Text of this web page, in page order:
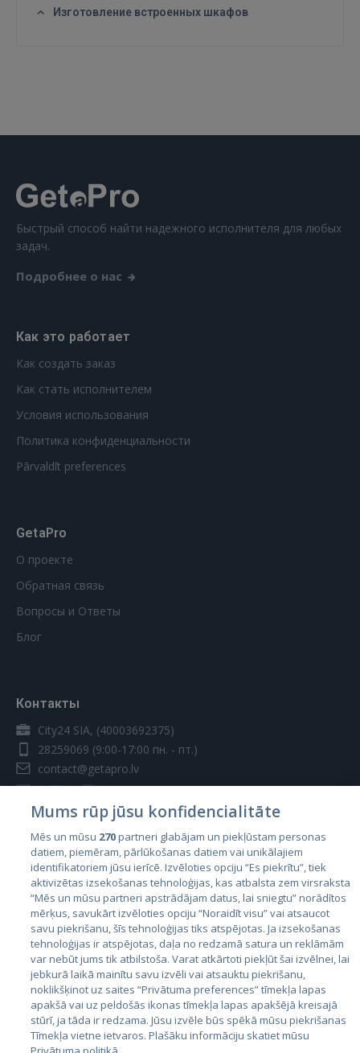
Изготовление встроенных шкафов
Быстрый способ найти надежного исполнителя для любых
задач.
Подробнее о нас
Как это работает
Как создать заказ
Как стать исполнителем
Условия использования
Политика конфиденциальности
Pārvaldīt preferences
GetaPro
О проекте
Обратная связь
Вопросы и Ответы
Блог
Контакты
City24 SIA, (40003692375)
28259069 (9:00-17:00 пн. - пт.)
contact@getapro.lv
Страны
Эстония
Латвия
Литва
Mums rūp jūsu konfidencialitāte
Mēs un mūsu 270partneri glabājam un piekļūstam personas
datiem, piemēram, pārlūkošanas datiem vai unikālajiem
identifikatoriem jūsu ierīcē. Izvēloties opciju “Es piekrītu”, tiek
aktivizētas izsekošanas tehnoloģijas, kas atbalsta zem virsraksta
“Mēs un mūsu partneri apstrādājam datus, lai sniegtu” norādītos
mērķus, savukārt izvēloties opciju “Noraidīt visu” vai atsaucot
savu piekrišanu, šīs tehnoloģijas tiks atspējotas. Ja izsekošanas
tehnoloģijas ir atspējotas, daļa no redzamā satura un reklāmām
var nebūt jums tik atbilstoša. Varat atkārtoti piekļūt šai izvēlnei, lai
jebkurā laikā mainītu savu izvēli vai atsauktu piekrišanu,
noklikšķinot uz saites “Privātuma preferences” tīmekļa lapas
apakšā vai uz peldošās ikonas tīmekļa lapas apakšējā kreisajā
stūrī, ja tāda ir redzama. Jūsu izvēle būs spēkā mūsu piekrišanas
Tīmekļa vietne ietvaros. Plašāku informāciju skatiet mūsu